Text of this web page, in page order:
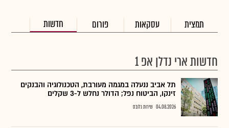
תמצית עסקאות פורום חדשות
חדשות ארי נדלן אפ 1
תל אביב ננעלה במגמה מעורבת, הטכנולוגיה והבנקים
זינקו, הביטוח נפל; הדולר נחלש ל-3 שקלים
04.08.2026 שירות גלובס